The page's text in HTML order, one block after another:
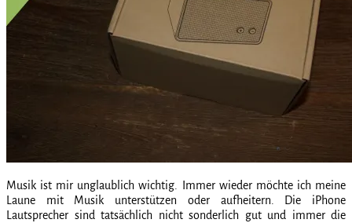
Musik ist mir unglaublich wichtig. Immer wieder möchte ich meine
Laune mit Musik unterstützen oder aufheitern. Die iPhone
Lautsprecher sind tatsächlich nicht sonderlich gut und immer die